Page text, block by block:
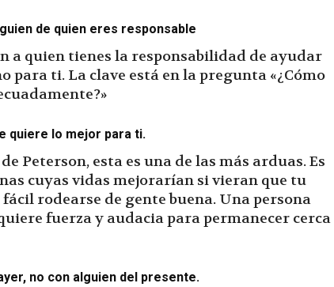
de quien eres responsable
a quien tienes la responsabilidad de ayudar
para ti. La clave está en la pregunta «¿Cómo
quiere lo mejor para ti.
Peterson, esta es una de las más arduas. Es
cuyas vidas mejorarían si vieran que tu
rodearse de gente buena. Una persona
fuerza y audacia para permanecer cerca
no con alguien del presente.